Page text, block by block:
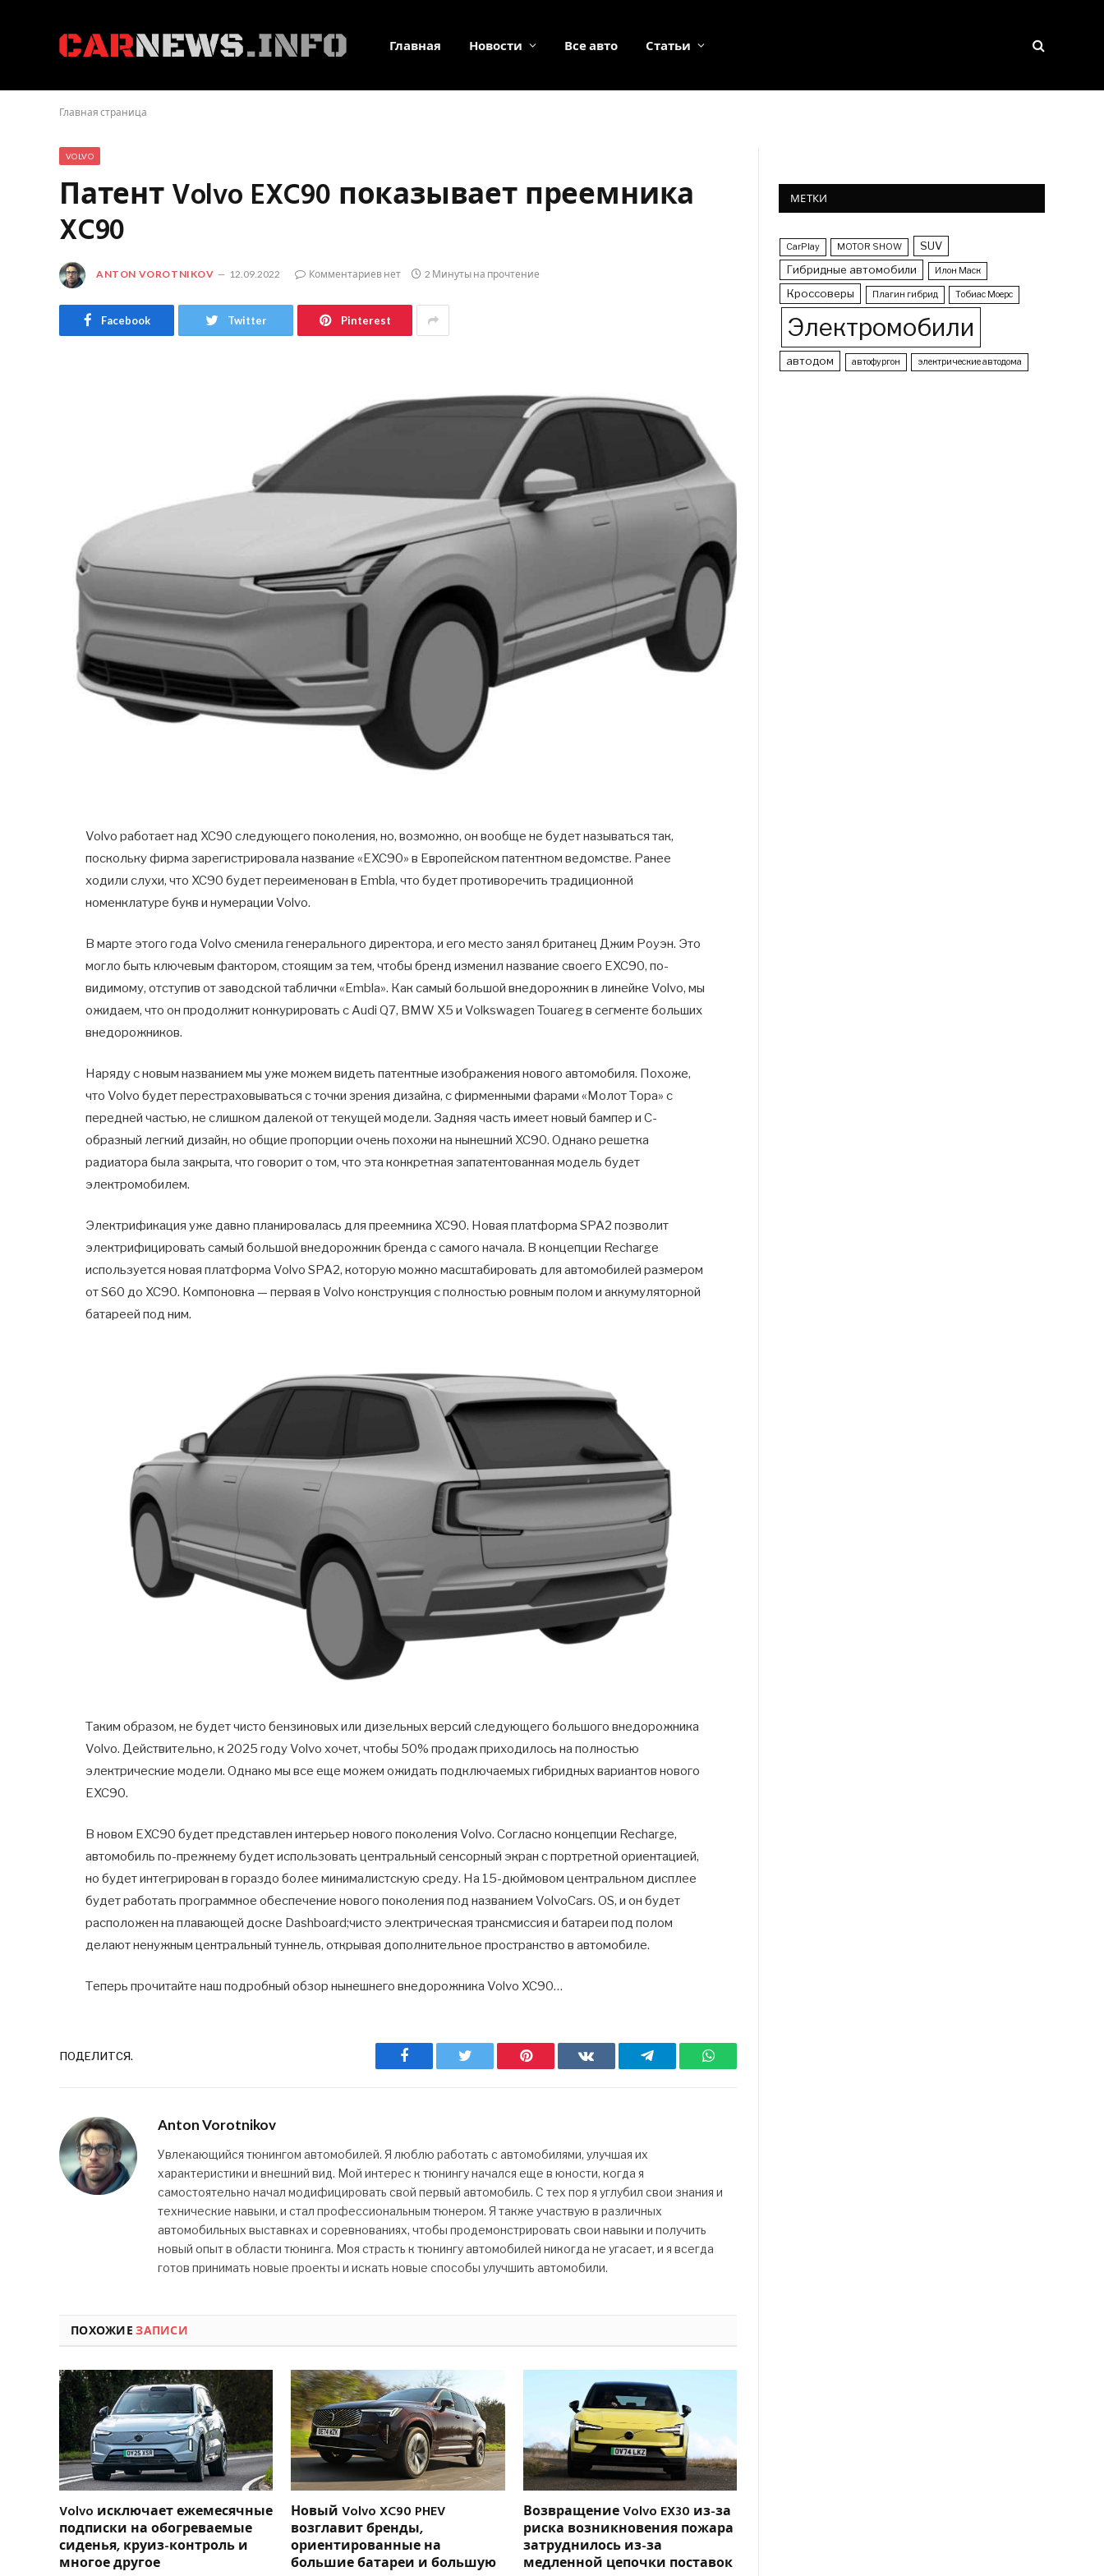
Главная Новости Все авто Статьи
Главная страница
VOLVO
Патент Volvo EXC90 показывает преемника
XC90
ANTON VOROTNIKOV 12.09.2022 Комментариев нет 2 Минуты на прочтение
Facebook Twitter Pinterest
Volvo работает над XC90 следующего поколения, но, возможно, он вообще не будет называться так,
поскольку фирма зарегистрировала название «EXC90» в Европейском патентном ведомстве. Ранее
ходили слухи, что XC90 будет переименован в Embla, что будет противоречить традиционной
номенклатуре букв и нумерации Volvo.
В марте этого года Volvo сменила генерального директора, и его место занял британец Джим Роуэн. Это
могло быть ключевым фактором, стоящим за тем, чтобы бренд изменил название своего EXC90, по-
видимому, отступив от заводской таблички «Embla». Как самый большой внедорожник в линейке Volvo, мы
ожидаем, что он продолжит конкурировать с Audi Q7, BMW X5 и Volkswagen Touareg в сегменте больших
внедорожников.
Наряду с новым названием мы уже можем видеть патентные изображения нового автомобиля. Похоже,
что Volvo будет перестраховываться с точки зрения дизайна, с фирменными фарами «Молот Тора» с
передней частью, не слишком далекой от текущей модели. Задняя часть имеет новый бампер и С-
образный легкий дизайн, но общие пропорции очень похожи на нынешний XC90. Однако решетка
радиатора была закрыта, что говорит о том, что эта конкретная запатентованная модель будет
электромобилем.
Электрификация уже давно планировалась для преемника XC90. Новая платформа SPA2 позволит
электрифицировать самый большой внедорожник бренда с самого начала. В концепции Recharge
используется новая платформа Volvo SPA2, которую можно масштабировать для автомобилей размером
от S60 до XC90. Компоновка — первая в Volvo конструкция с полностью ровным полом и аккумуляторной
батареей под ним.
Таким образом, не будет чисто бензиновых или дизельных версий следующего большого внедорожника
Volvo. Действительно, к 2025 году Volvo хочет, чтобы 50% продаж приходилось на полностью
электрические модели. Однако мы все еще можем ожидать подключаемых гибридных вариантов нового
EXC90.
В новом EXC90 будет представлен интерьер нового поколения Volvo. Согласно концепции Recharge,
автомобиль по-прежнему будет использовать центральный сенсорный экран с портретной ориентацией,
но будет интегрирован в гораздо более минималистскую среду. На 15-дюймовом центральном дисплее
будет работать программное обеспечение нового поколения под названием VolvoCars. OS, и он будет
расположен на плавающей доске Dashboard;чисто электрическая трансмиссия и батареи под полом
делают ненужным центральный туннель, открывая дополнительное пространство в автомобиле.
Теперь прочитайте наш подробный обзор нынешнего внедорожника Volvo XC90…
ПОДЕЛИТСЯ. Facebook Twitter Pinterest ВКонтактеTelegram WhatsApp
Anton Vorotnikov
Увлекающийся тюнингом автомобилей. Я люблю работать с автомобилями, улучшая их
характеристики и внешний вид. Мой интерес к тюнингу начался еще в юности, когда я
самостоятельно начал модифицировать свой первый автомобиль. С тех пор я углубил свои знания и
технические навыки, и стал профессиональным тюнером. Я также участвую в различных
автомобильных выставках и соревнованиях, чтобы продемонстрировать свои навыки и получить
новый опыт в области тюнинга. Моя страсть к тюнингу автомобилей никогда не угасает, и я всегда
готов принимать новые проекты и искать новые способы улучшить автомобили.
ПОХОЖИЕЗАПИСИ
Volvo исключает ежемесячные
подписки на обогреваемые
сиденья, круиз-контроль и
многое другое
Новый Volvo XC90 PHEV
возглавит бренды,
ориентированные на
большие батареи и большую
Возвращение Volvo EX30 из-за
риска возникновения пожара
затруднилось из-за
медленной цепочки поставок
МЕТКИ
CarPlay MOTOR SHOW
SUV
Гибридные автомобили
Илон Маск
Кроссоверы Плагин гибрид Тобиас Моерс
Электромобили
автодом автофургон электрические автодома